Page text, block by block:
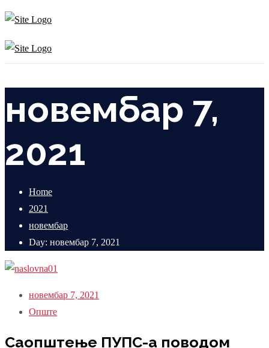
новембар 7,
2021
Home
2021
новембар
Day: новембар 7, 2021
новембар 7, 2021
Опште
Саопштење ПУПС-а поводом